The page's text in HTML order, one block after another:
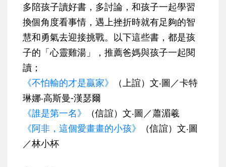
多陪孩子讀好書，多討論，和孩子一起學習
換個角度看事情，遇上挫折時就有足夠的智
慧和勇氣去迎接挑戰。以下這些書，都是孩
子的「心靈雞湯」，推薦爸媽與孩子一起閱
讀；
《不怕輸的才是贏家》
（上誼）文‧圖／卡特
琳娜‧高斯曼-漢瑟爾
《誰是第一名》
（信誼）文‧圖／蕭湄羲
《阿非，這個愛畫畫的小孩》
（信誼）文‧圖
／林小杯